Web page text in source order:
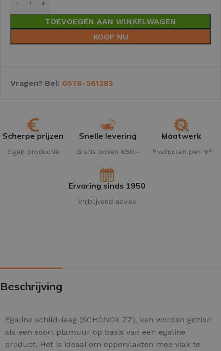
TOEVOEGEN AAN WINKELWAGEN
KOOP NU
Vragen? Bel: 0578-561283
Scherpe prijzen
Eigen productie
Snelle levering
Gratis boven €50.-
Maatwerk
Producten per m²
Ervaring sinds 1950
Vrijblijvend advies
Beschrijving
Egaline schild-laag (SCHÖNOX ZZ), kan worden gezien
als een soort plamuur op basis van een egaline
product. Het is ideaal om oppervlakten mee vlak te